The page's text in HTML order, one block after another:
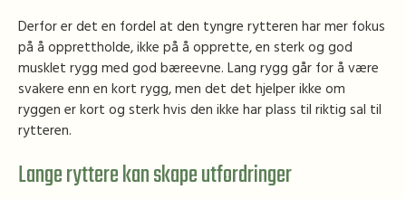
Derfor er det en fordel at den tyngre rytteren har mer fokus
på å opprettholde, ikke på å opprette, en sterk og god
musklet rygg med god bæreevne. Lang rygg går for å være
svakere enn en kort rygg, men det det hjelper ikke om
ryggen er kort og sterk hvis den ikke har plass til riktig sal til
rytteren.
Lange ryttere kan skape utfordringer